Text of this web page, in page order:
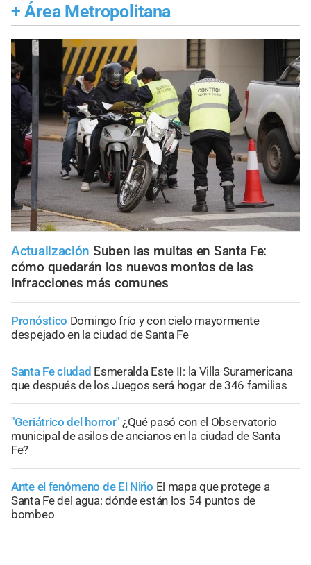
+ Área Metropolitana
Actualización Suben las multas en Santa Fe:
cómo quedarán los nuevos montos de las
infracciones más comunes
Pronóstico Domingo frío y con cielo mayormente
despejado en la ciudad de Santa Fe
Santa Fe ciudad Esmeralda Este II: la Villa Suramericana
que después de los Juegos será hogar de 346 familias
"Geriátrico del horror" ¿Qué pasó con el Observatorio
municipal de asilos de ancianos en la ciudad de Santa
Fe?
Ante el fenómeno de El Niño El mapa que protege a
Santa Fe del agua: dónde están los 54 puntos de
bombeo